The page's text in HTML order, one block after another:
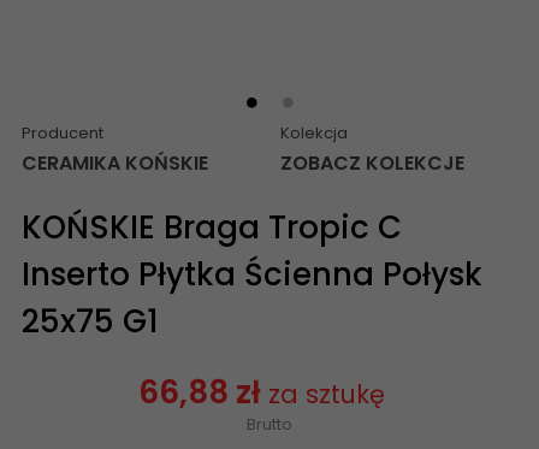
Producent
CERAMIKA KOŃSKIE
Kolekcja
ZOBACZ KOLEKCJE
KOŃSKIE Braga Tropic C
Inserto Płytka Ścienna Połysk
25x75 G1
66,88 zł za sztukę
Brutto